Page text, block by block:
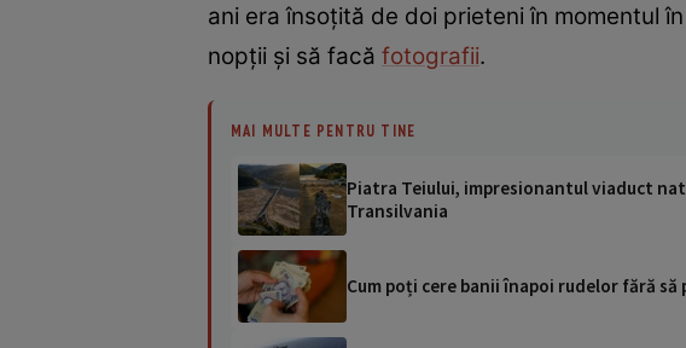
ani era însoțită de doi prieteni în momentul
nopții și să facă fotografii.
MAI MULTE PENTRU TINE
Piatra Teiului, impresionantul viaduct
Transilvania
Cum poți cere banii înapoi rudelor fără